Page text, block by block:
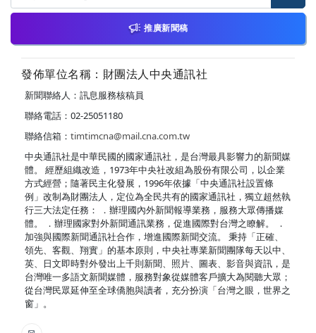
推廣新聞稿
發佈單位名稱：財團法人中央通訊社
新聞聯絡人：訊息服務核稿員
聯絡電話：02-25051180
聯絡信箱： timtimcna@mail.cna.com.tw
中央通訊社是中華民國的國家通訊社，是台灣最具影響力的新聞媒
體。 經歷組織改造，1973年中央社改組為股份有限公司，以企業
方式經營；隨著民主化發展，1996年依據「中央通訊社設置條
例」改制為財團法人，定位為全民共有的國家通訊社，獨立超然執
行三大法定任務： ．辦理國內外新聞報導業務，服務大眾傳播媒
體。 ．辦理國家對外新聞通訊業務，促進國際對台灣之瞭解。 ．
加強與國際新聞通訊社合作，增進國際新聞交流。 秉持「正確、
領先、客觀、翔實」的基本原則，中央社專業新聞團隊每天以中、
英、日文即時對外發出上千則新聞、照片、圖表、影音與資訊，是
台灣唯一多語文新聞媒體，服務對象從媒體客戶擴大為閱聽大眾；
從台灣民眾延伸至全球僑胞與讀者，充分扮演「台灣之眼，世界之
窗」。